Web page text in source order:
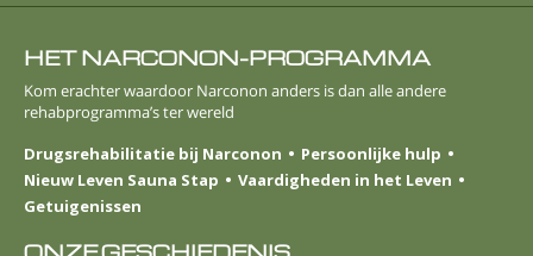
HET NARCONON-PROGRAMMA
Kom erachter waardoor Narconon anders is dan alle andere
rehabprogramma’s ter wereld
Drugsrehabilitatie bij Narconon
Persoonlijke hulp
Nieuw Leven Sauna Stap
Vaardigheden in het Leven
Getuigenissen